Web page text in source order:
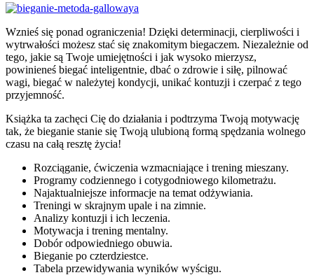
Wznieś się ponad ograniczenia! Dzięki determinacji, cierpliwości i
wytrwałości możesz stać się znakomitym biegaczem. Niezależnie od
tego, jakie są Twoje umiejętności i jak wysoko mierzysz,
powinieneś biegać inteligentnie, dbać o zdrowie i siłę, pilnować
wagi, biegać w należytej kondycji, unikać kontuzji i czerpać z tego
przyjemność.
Książka ta zachęci Cię do działania i podtrzyma Twoją motywację
tak, że bieganie stanie się Twoją ulubioną formą spędzania wolnego
czasu na całą resztę życia!
Rozciąganie, ćwiczenia wzmacniające i trening mieszany.
Programy codziennego i cotygodniowego kilometrażu.
Najaktualniejsze informacje na temat odżywiania.
Treningi w skrajnym upale i na zimnie.
Analizy kontuzji i ich leczenia.
Motywacja i trening mentalny.
Dobór odpowiedniego obuwia.
Bieganie po czterdziestce.
Tabela przewidywania wyników wyścigu.